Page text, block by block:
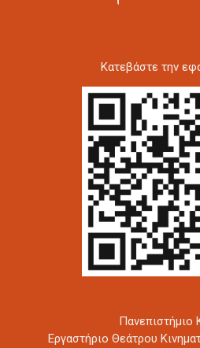
Kατεβάστε την
Πανεπιστήμιο
Εργαστήριο Θεάτρου